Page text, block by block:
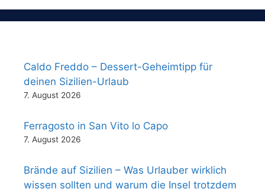
Caldo Freddo – Dessert-Geheimtipp für
deinen Sizilien-Urlaub
7. August 2026
Ferragosto in San Vito lo Capo
7. August 2026
Brände auf Sizilien – Was Urlauber wirklich
wissen sollten und warum die Insel trotzdem